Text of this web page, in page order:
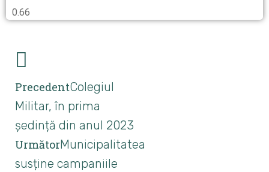
PrecedentColegiul
Militar, în prima
ședință din anul 2023
UrmătorMunicipalitatea
susține campaniile